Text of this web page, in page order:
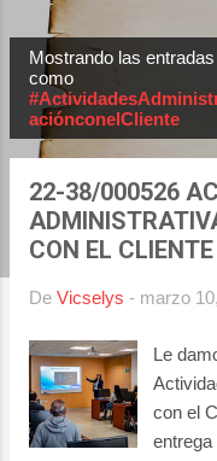
t
Mostrando las
como
aciónconelCliente
22-38/000526
CON EL CLIENTE
De Vicselys - marzo
Le
con el
entrega